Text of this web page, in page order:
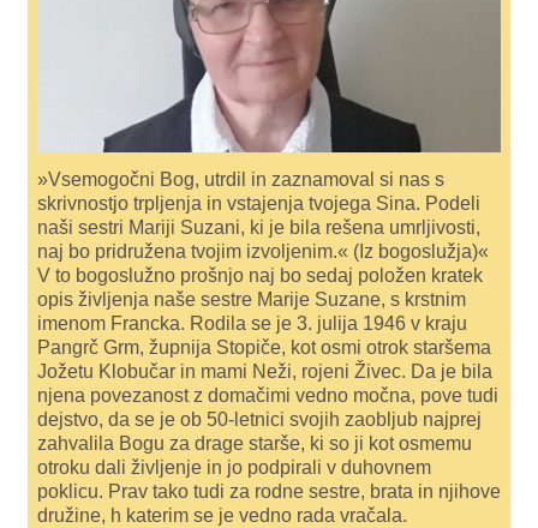
»Vsemogočni Bog, utrdil in zaznamoval si nas s
skrivnostjo trpljenja in vstajenja tvojega Sina. Podeli
naši sestri Mariji Suzani, ki je bila rešena umrljivosti,
naj bo pridružena tvojim izvoljenim.« (Iz bogoslužja)«
V to bogoslužno prošnjo naj bo sedaj položen kratek
opis življenja naše sestre Marije Suzane, s krstnim
imenom Francka. Rodila se je 3. julija 1946 v kraju
Pangrč Grm, župnija Stopiče, kot osmi otrok staršema
Jožetu Klobučar in mami Neži, rojeni Živec. Da je bila
njena povezanost z domačimi vedno močna, pove tudi
dejstvo, da se je ob 50-letnici svojih zaobljub najprej
zahvalila Bogu za drage starše, ki so ji kot osmemu
otroku dali življenje in jo podpirali v duhovnem
poklicu. Prav tako tudi za rodne sestre, brata in njihove
družine, h katerim se je vedno rada vračala.